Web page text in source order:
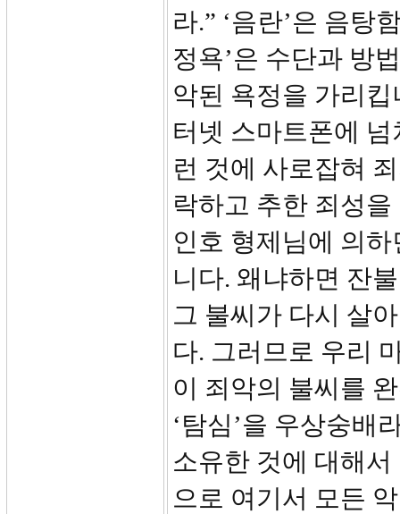
라.” ‘음란’은 음탕
정욕’은 수단과 방
악된 욕정을 가리
터넷 스마트폰에
런 것에 사로잡혀
락하고 추한 죄성
인호 형제님에 의
니다. 왜냐하면 잔
그 불씨가 다시 살
다. 그러므로 우리
이 죄악의 불씨를
‘탐심’을 우상숭배
소유한 것에 대해
으로 여기서 모든